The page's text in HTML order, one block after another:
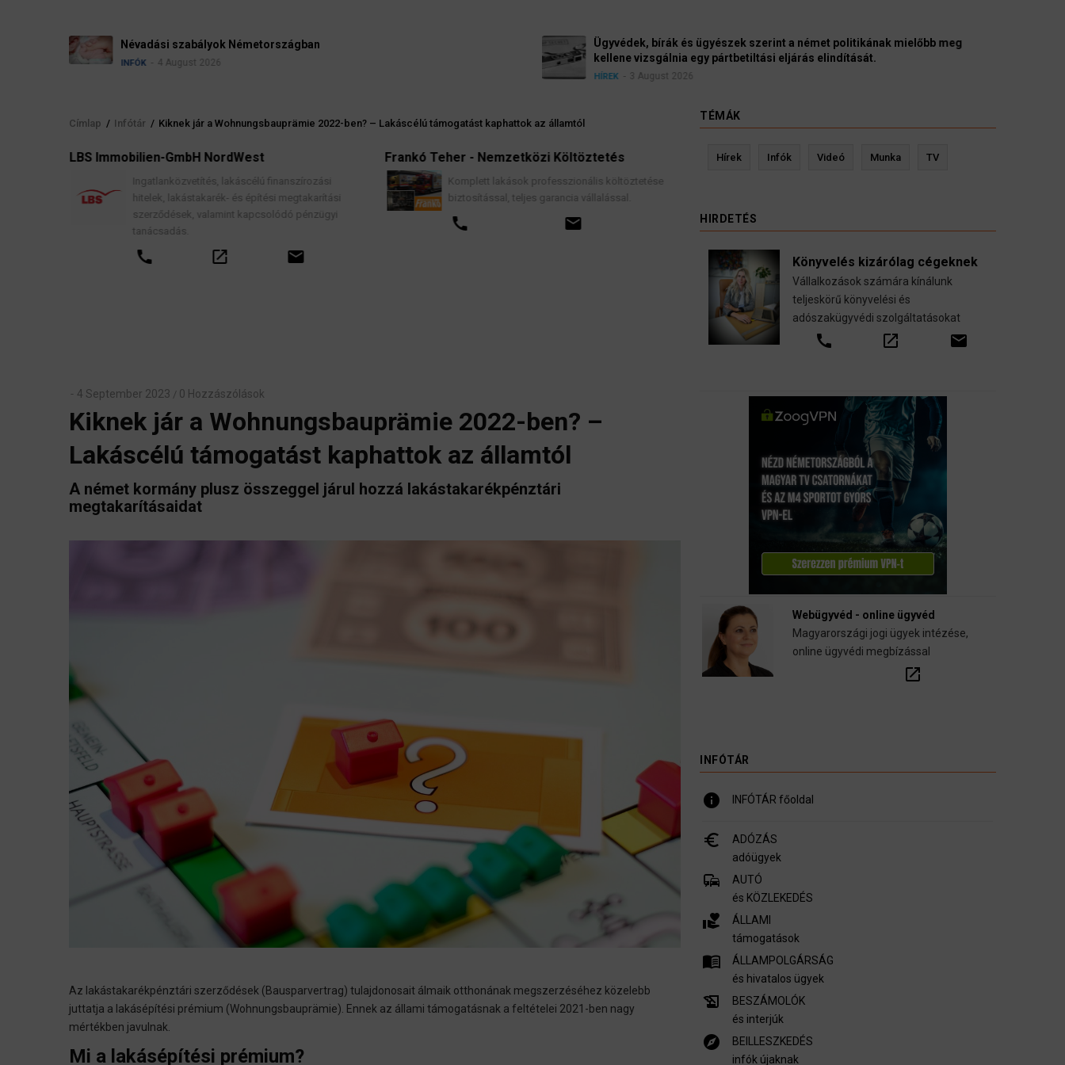
Névadási szabályok Németországban
INFÓK 4 August 2026
Ügyvédek, bírák és ügyészek szerint a német politikának mielőbb meg
kellene vizsgálnia egy pártbetiltási eljárás elindítását.
HÍREK 3 August 2026
Morzsa
Címlap / Infótár / Kiknek jár a Wohnungsbauprämie 2022-ben? – Lakáscélú támogatást kaphattok az államtól
LBS Immobilien-GmbH NordWest
Ingatlanközvetítés, lakáscélú finanszírozási
hitelek, lakástakarék- és építési megtakarítási
szerződések, valamint kapcsolódó pénzügyi
tanácsadás.
call open_in_new email
Frankó Teher - Nemzetközi Költöztetés
Komplett lakások professzionális költöztetése
biztosítással, teljes garancia vállalással.
call email
Kevin Ressler biztosítási szakértő
4 September 2023 / 0 Hozzászólások
Kiknek jár a Wohnungsbauprämie 2022-ben? –
Lakáscélú támogatást kaphattok az államtól
A német kormány plusz összeggel járul hozzá lakástakarékpénztári
megtakarításaidat
Az lakástakarékpénztári szerződések (Bausparvertrag) tulajdonosait álmaik otthonának megszerzéséhez közelebb
juttatja a lakásépítési prémium (Wohnungsbauprämie). Ennek az állami támogatásnak a feltételei 2021-ben nagy
mértékben javulnak.
Mi a lakásépítési prémium?
TÉMÁK
Hírek Infók Videó Munka TV
HIRDETÉS
Könyvelés kizárólag cégeknek
Vállalkozások számára kínálunk
teljeskörű könyvelési és
adószakügyvédi szolgáltatásokat
call open_in_new email
Webügyvéd - online ügyvéd
Magyarországi jogi ügyek intézése,
online ügyvédi megbízással
open_in_new
INFÓTÁR
info INFÓTÁR főoldal
euro_symbol
ADÓZÁS
adóügyek
commute
AUTÓ
és KÖZLEKEDÉS
volunteer_activism
ÁLLAMI
támogatások
menu_book
ÁLLAMPOLGÁRSÁG
és hivatalos ügyek
history_edu
BESZÁMOLÓK
és interjúk
explore
BEILLESZKEDÉS
infók újaknak